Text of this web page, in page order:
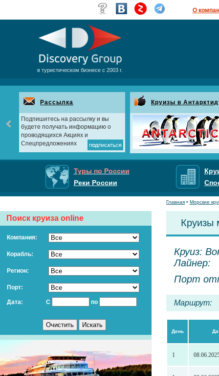
О
в туристическом бизнесе с 2003 г.
Рассылка
Подпишитесь на рассылку и вы
будете получать информацию о
проводящихся Акциях и
Спецпредложениях
Круизы в
Туры по России
Реки России
Поиск круиза online
Компания:
Корабль:
Регион:
Порт:
Дата: С по
Главная • Морские
Круизы
Круиз:
Лайнер:
Порт
Маршрут:
День
1